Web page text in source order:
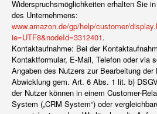
Widerspruchsmöglichkeiten erhalten Sie
des Unternehmens:
www.amazon.de/gp/help/customer/
ie=UTF8&nodeId=3312401.
Kontaktaufnahme: Bei der
Kontaktformular, E-Mail, Telefon oder via
Angaben des Nutzers zur Bearbeitung
Abwicklung gem. Art. 6 Abs. 1 lit. b)
der Nutzer können in einem Customer-
System („CRM System“) oder